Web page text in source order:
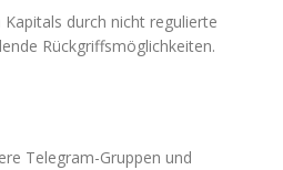
durch nicht regulierte
Rückgriffsmöglichkeiten.
Telegram-Gruppen und